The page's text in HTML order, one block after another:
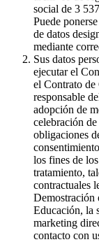
social de 3
Puede
de datos
mediante
Sus datos
ejecutar el
el Contrato de
responsable
adopción de
celebración
obligaciones
los fines de
tratamiento,
contractuales
Demostración
Educación, la
marketing
contacto con